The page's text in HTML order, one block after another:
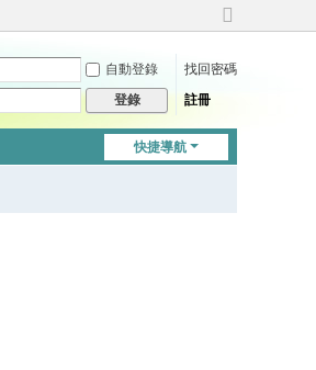
切
到
自動登錄
找回密碼
登錄 註冊
快捷導航